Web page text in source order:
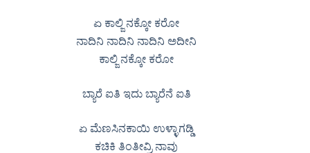
ಏ ಕಾಲ್ಜಿ ನಕ್ಕೋ ಕರೋ
ನಾದಿನಿ ನಾದಿನಿ ನಾದಿನಿ ಅದೀನಿ
ಕಾಲ್ಜಿ ನಕ್ಕೋ ಕರೋ
ಬ್ಯಾರೆ ಐತಿ ಇದು ಬ್ಯಾರೆನೆ ಐತಿ
ಏ ಮೆಣಸಿನಕಾಯಿ ಉಳ್ಳಾಗಡ್ಡಿ
ಕಚಿಕಿ ತಿಂತೀವ್ರಿ ನಾವು